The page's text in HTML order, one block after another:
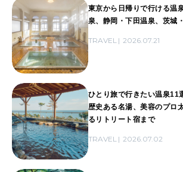
東京から日帰りで行ける温
泉、静岡・下田温泉、茨城
TRAVEL 2026.07.21
ひとり旅で行きたい温泉11
歴史ある名湯、美容のプロ
るリトリート宿まで
TRAVEL 2026.07.02